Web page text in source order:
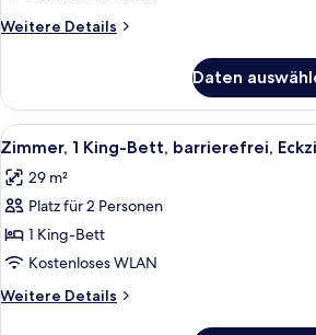
Weitere Details
Weitere
1 King-
Bett,
Eckzimmer
Daten
Alle
Fotos
für
Zimmer,
1 King-
Bett,
barrierefrei,
Eckzimmer
Ein
7
Zimmer, 1 King-Bett, barrierefrei,
29 m²
Platz für 2 Personen
1 King-Bett
Kostenloses WLAN
Weitere Details
Weitere